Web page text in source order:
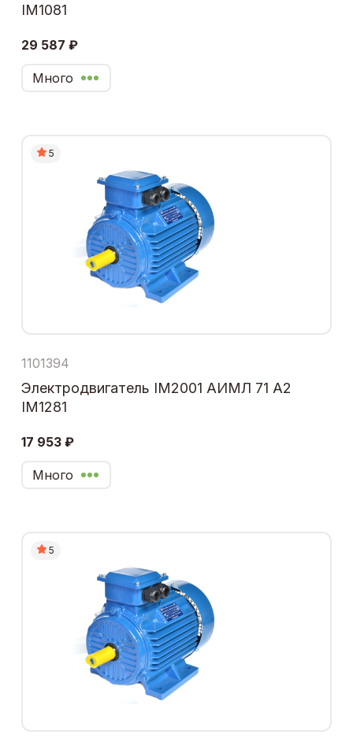
IM1081
29 587 ₽
Много
5
1101394
Электродвигатель IM2001 АИМЛ 71 А2
IM1281
17 953 ₽
Много
5